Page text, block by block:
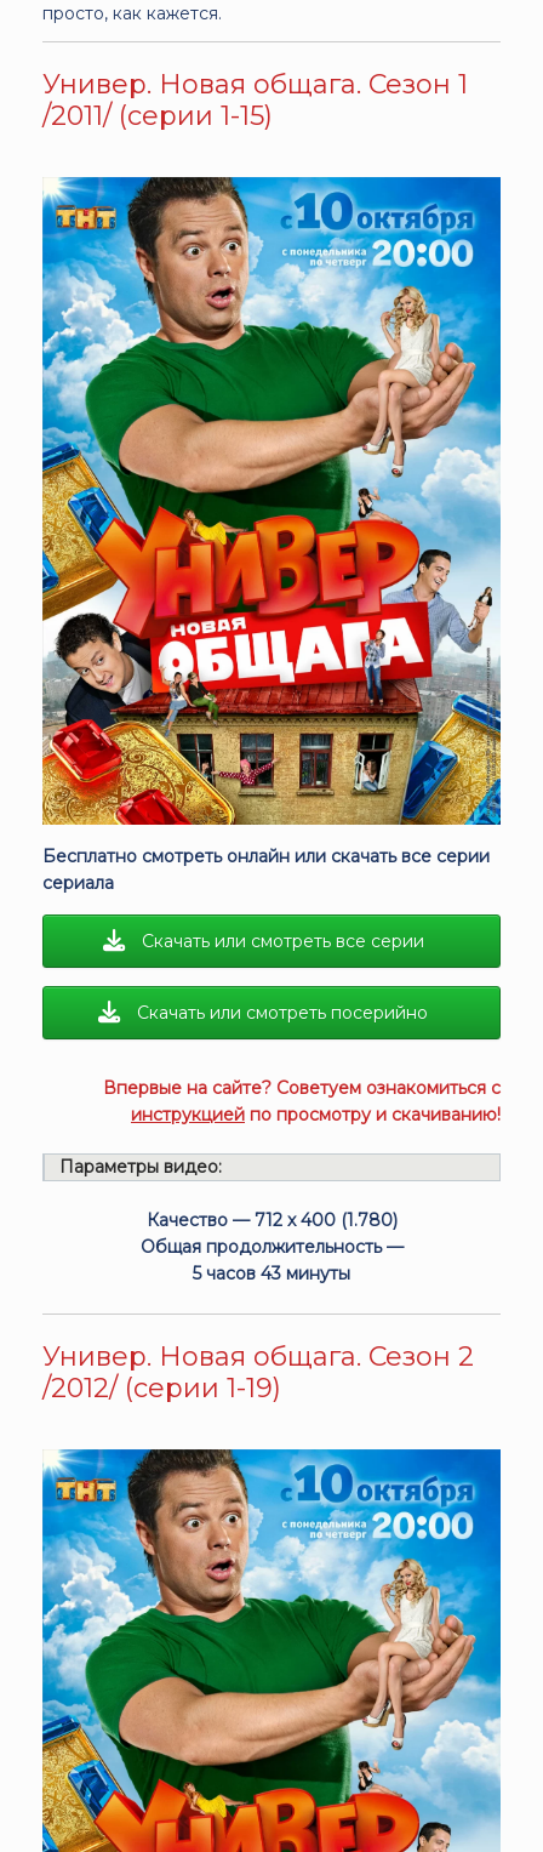
просто, как кажется.
Универ. Новая общага. Сезон 1
/2011/ (серии 1-15)
Бесплатно смотреть онлайн или скачать все серии
сериала
Скачать или смотреть все серии
Скачать или смотреть посерийно
Впервые на сайте? Советуем ознакомиться с
инструкцией по просмотру и скачиванию!
Параметры видео:
Качество — 712 x 400 (1.780)
Общая продолжительность —
5 часов 43 минуты
Универ. Новая общага. Сезон 2
/2012/ (серии 1-19)